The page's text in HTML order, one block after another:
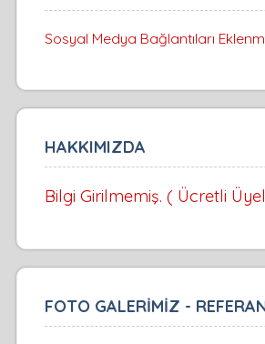
Sosyal Medya Bağlantıları
HAKKIMIZDA
Bilgi Girilmemiş. ( Ücretli
FOTO GALERİMİZ -